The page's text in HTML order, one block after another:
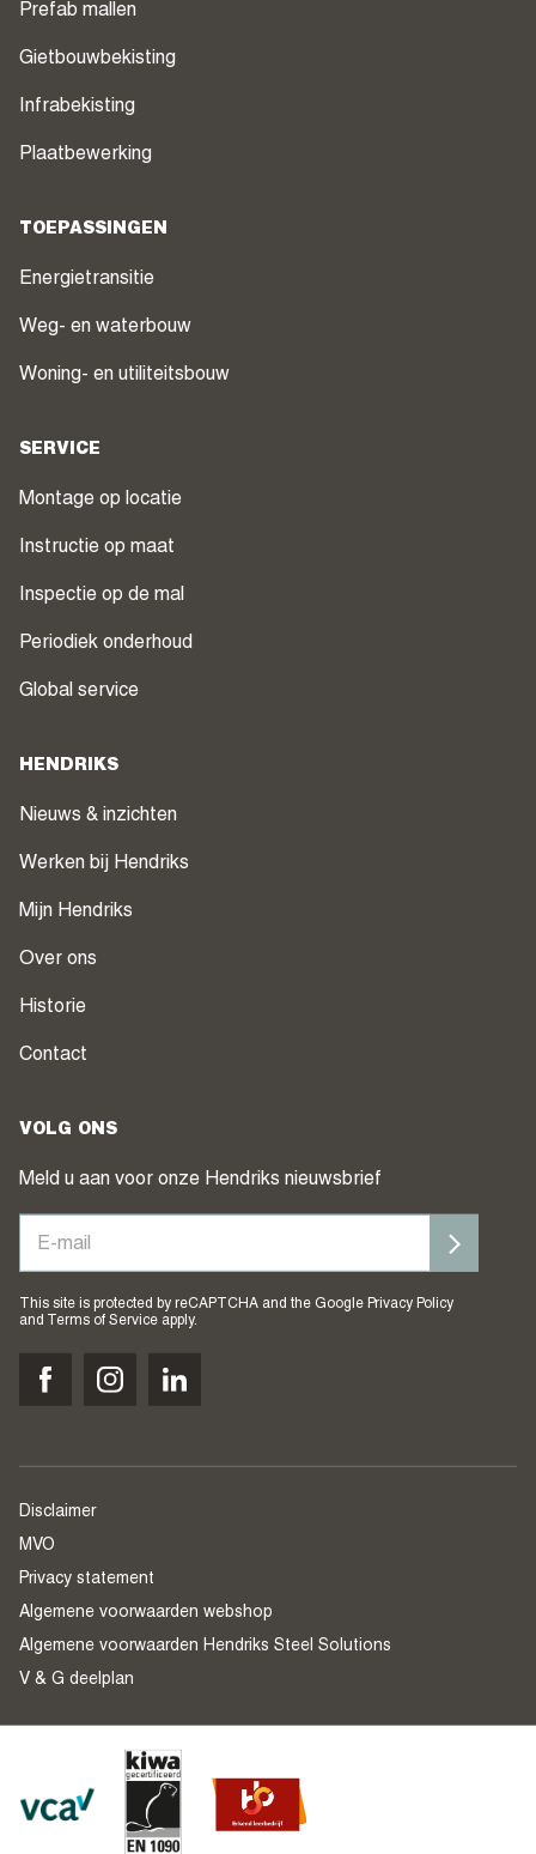
Prefab mallen
Gietbouwbekisting
Infrabekisting
Plaatbewerking
TOEPASSINGEN
Energietransitie
Weg- en waterbouw
Woning- en utiliteitsbouw
SERVICE
Montage op locatie
Instructie op maat
Inspectie op de mal
Periodiek onderhoud
Global service
HENDRIKS
Nieuws & inzichten
Werken bij Hendriks
Mijn Hendriks
Over ons
Historie
Contact
VOLG ONS
Meld u aan voor onze Hendriks nieuwsbrief
This site is protected by reCAPTCHA and the Google Privacy Policy
and
Terms of Service apply.
Disclaimer
MVO
Privacy statement
Algemene voorwaarden webshop
Algemene voorwaarden Hendriks Steel Solutions
V & G deelplan